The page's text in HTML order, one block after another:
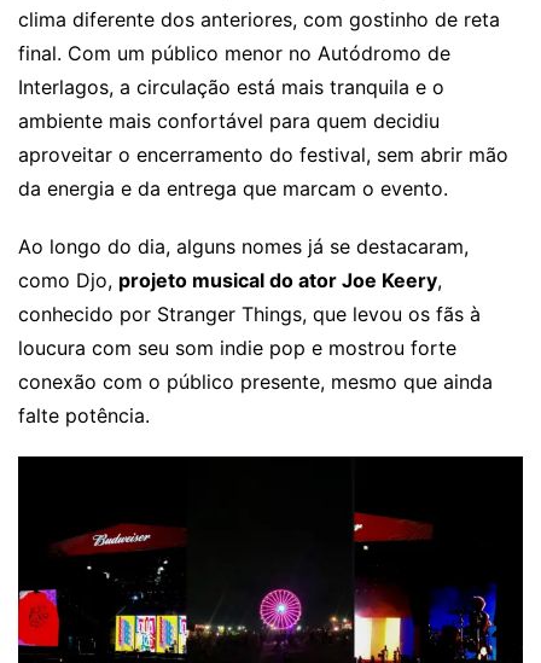
clima diferente dos anteriores, com gostinho de reta
final. Com um público menor no Autódromo de
Interlagos, a circulação está mais tranquila e o
ambiente mais confortável para quem decidiu
aproveitar o encerramento do festival, sem abrir mão
da energia e da entrega que marcam o evento.
Ao longo do dia, alguns nomes já se destacaram,
como Djo, projeto musical do ator Joe Keery,
conhecido por Stranger Things, que levou os fãs à
loucura com seu som indie pop e mostrou forte
conexão com o público presente, mesmo que ainda
falte potência.